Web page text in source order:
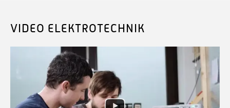
VIDEO ELEKTROTECHNIK